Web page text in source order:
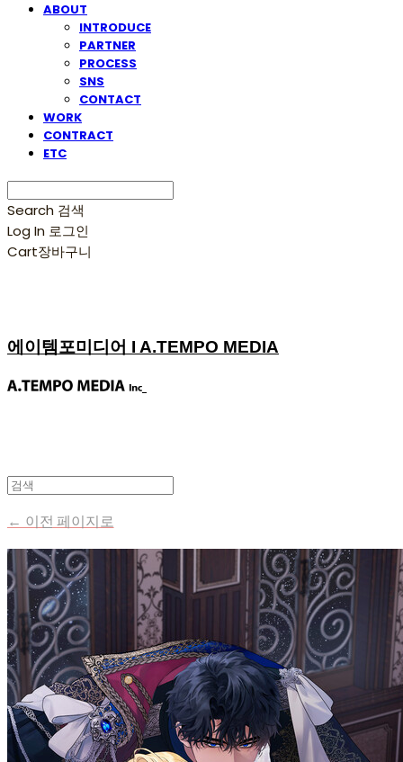
ABOUT
INTRODUCE
PARTNER
PROCESS
SNS
CONTACT
WORK
CONTRACT
ETC
Search 검색
Log In 로그인
Cart장바구니
에이템포미디어 I A.TEMPO MEDIA
← 이전 페이지로